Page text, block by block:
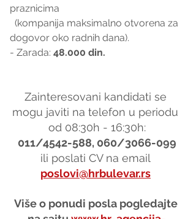
praznicima
dogovor oko radnih dana).
- Zarada: 48.000 din.
Zainteresovani kandidati se
mogu javiti na telefon u periodu
od 08:30h - 16:30h:
011/4542-588, 060/3066-099
ili poslati CV na email
poslovi@hrbulevar.rs
Više o ponudi posla pogledajte